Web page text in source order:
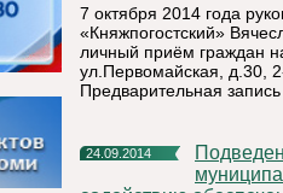
7 октября 2014 года
«Княжпогостский»
личный приём граждан
ул.Первомайская, д.30,
Предварительная
24.09.2014
Подведены промежуточные итоги конкурса «Лучшее